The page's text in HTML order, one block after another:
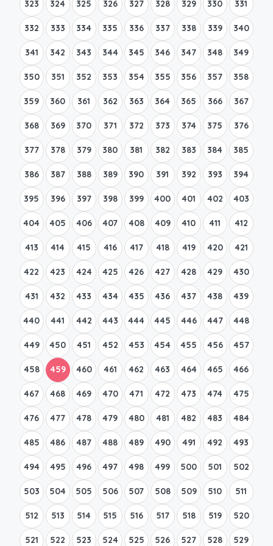
323 324 325 326 327 328 329 330 331
332 333 334 335 336 337 338 339 340
341 342 343 344 345 346 347 348 349
350 351 352 353 354 355 356 357 358
359 360 361 362 363 364 365 366 367
368 369 370 371 372 373 374 375 376
377 378 379 380 381 382 383 384 385
386 387 388 389 390 391 392 393 394
395 396 397 398 399 400 401 402 403
404 405 406 407 408 409 410 411 412
413 414 415 416 417 418 419 420 421
422 423 424 425 426 427 428 429 430
431 432 433 434 435 436 437 438 439
440 441 442 443 444 445 446 447 448
449 450 451 452 453 454 455 456 457
458 459 460 461 462 463 464 465 466
467 468 469 470 471 472 473 474 475
476 477 478 479 480 481 482 483 484
485 486 487 488 489 490 491 492 493
494 495 496 497 498 499 500 501 502
503 504 505 506 507 508 509 510 511
512 513 514 515 516 517 518 519 520
521 522 523 524 525 526 527 528 529